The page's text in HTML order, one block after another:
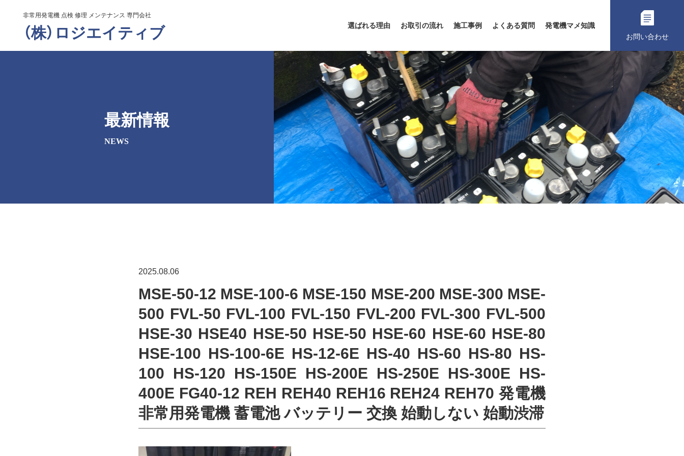
非常用発電機 点検 修理 メンテナンス 専門会社
（株）ロジエイティブ 選ばれる理由 お取引の流れ 施工事例 よくある質問
発電機マメ知識
お問い合わせ
最新情報
NEWS
2025.08.06
MSE-50-12 MSE-100-6 MSE-150 MSE-200 MSE-300 MSE-
500 FVL-50 FVL-100 FVL-150 FVL-200 FVL-300 FVL-500
HSE-30 HSE40 HSE-50 HSE-50 HSE-60 HSE-60 HSE-80
HSE-100 HS-100-6E HS-12-6E HS-40 HS-60 HS-80 HS-
100 HS-120 HS-150E HS-200E HS-250E HS-300E HS-
400E FG40-12 REH REH40 REH16 REH24 REH70 発電機
非常用発電機 蓄電池 バッテリー 交換 始動しない 始動渋滞